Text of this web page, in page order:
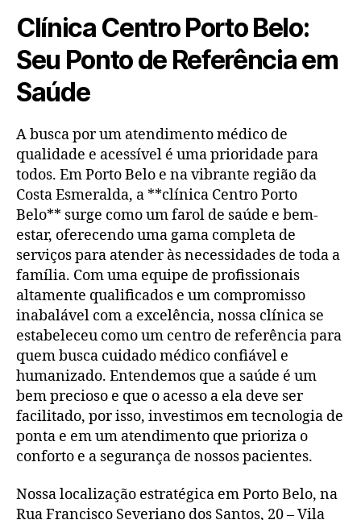
Clínica Centro Porto Belo:
Seu Ponto de Referência em
Saúde
A busca por um atendimento médico de
qualidade e acessível é uma prioridade para
todos. Em Porto Belo e na vibrante região da
Costa Esmeralda, a **clínica Centro Porto
Belo** surge como um farol de saúde e bem-
estar, oferecendo uma gama completa de
serviços para atender às necessidades de toda a
família. Com uma equipe de profissionais
altamente qualificados e um compromisso
inabalável com a excelência, nossa clínica se
estabeleceu como um centro de referência para
quem busca cuidado médico confiável e
humanizado. Entendemos que a saúde é um
bem precioso e que o acesso a ela deve ser
facilitado, por isso, investimos em tecnologia de
ponta e em um atendimento que prioriza o
conforto e a segurança de nossos pacientes.
Nossa localização estratégica em Porto Belo, na
Rua Francisco Severiano dos Santos, 20 – Vila